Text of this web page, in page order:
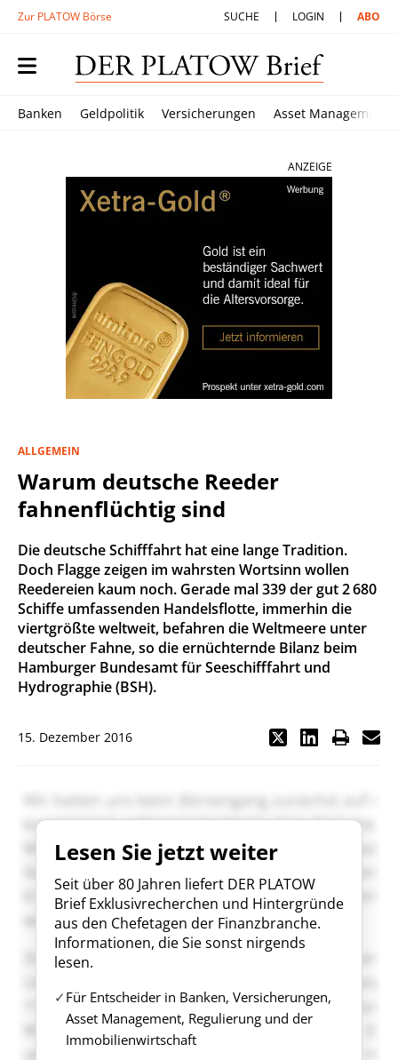
Zur PLATOW Börse SUCHE LOGIN ABO
Banken Geldpolitik Versicherungen Asset Management
ANZEIGE
ALLGEMEIN
Warum deutsche Reeder
fahnenflüchtig sind
Die deutsche Schifffahrt hat eine lange Tradition.
Doch Flagge zeigen im wahrsten Wortsinn wollen
Reedereien kaum noch. Gerade mal 339 der gut 2 680
Schiffe umfassenden Handelsflotte, immerhin die
viertgrößte weltweit, befahren die Weltmeere unter
deutscher Fahne, so die ernüchternde Bilanz beim
Hamburger Bundesamt für Seeschifffahrt und
Hydrographie (BSH).
15. Dezember 2016
Lesen Sie jetzt weiter
Seit über 80 Jahren liefert DER PLATOW
Brief Exklusivrecherchen und Hintergründe
aus den Chefetagen der Finanzbranche.
Informationen, die Sie sonst nirgends
lesen.
Für Entscheider in Banken, Versicherungen,
Asset Management, Regulierung und der
Immobilienwirtschaft